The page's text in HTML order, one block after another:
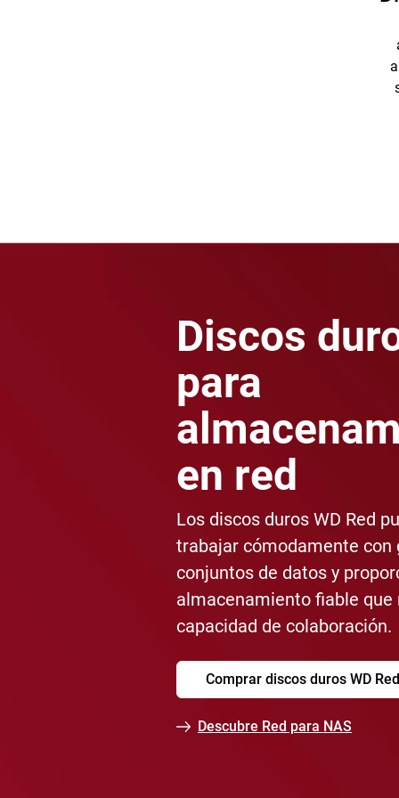
Discos
para
en red
Los discos duros WD Red
trabajar cómodamente con
conjuntos de datos y
almacenamiento fiable que
capacidad de colaboración.
Comprar discos duros WD Red
Descubre Red para NAS